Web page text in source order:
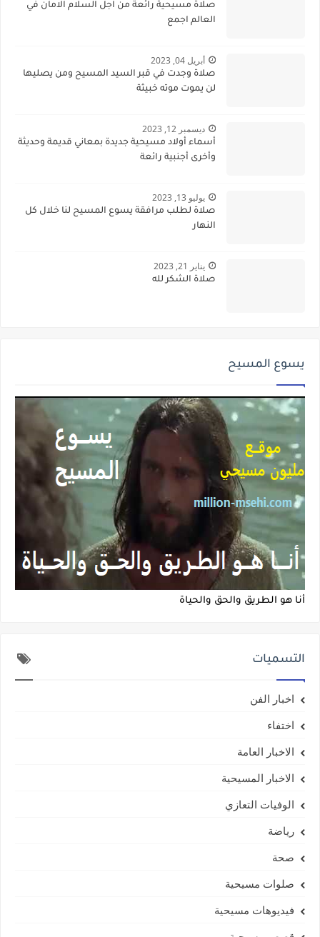
صلاة مسيحية رائعة من اجل السلام الامان في
العالم اجمع
أبريل 04, 2023
صلاة وجدت في قبر السيد المسيح ومن يصليها
لن يموت موته خبيثة
ديسمبر 12, 2023
أسماء أولاد مسيحية جديدة بمعاني قديمة وحديثة
وأخرى أجنبية رائعة
يوليو 13, 2023
صلاة لطلب مرافقة يسوع المسيح لنا خلال كل
النهار
يناير 21, 2023
صلاة الشكر لله
يسوع المسيح
أنا هو الطريق والحق والحياة
التسميات
اخبار الفن
اختفاء
الاخبار العامة
الاخبار المسيحية
الوفيات التعازي
رياضة
صحة
صلوات مسيحية
فيديوهات مسيحية